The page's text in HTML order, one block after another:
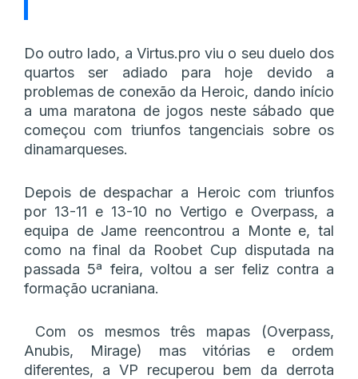
Do outro lado, a Virtus.pro viu o seu duelo dos
quartos ser adiado para hoje devido a
problemas de conexão da Heroic, dando início
a uma maratona de jogos neste sábado que
começou com triunfos tangenciais sobre os
dinamarqueses.
Depois de despachar a Heroic com triunfos
por 13-11 e 13-10 no Vertigo e Overpass, a
equipa de Jame reencontrou a Monte e, tal
como na final da Roobet Cup disputada na
passada 5ª feira, voltou a ser feliz contra a
formação ucraniana.
Com os mesmos três mapas (Overpass,
Anubis, Mirage) mas vitórias e ordem
diferentes, a VP recuperou bem da derrota